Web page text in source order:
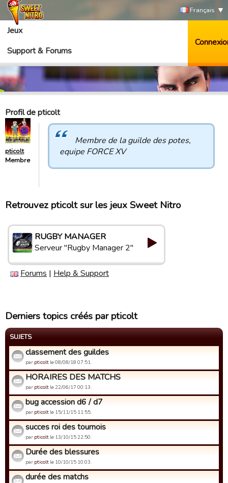
Français
Jeux
Support & Forums
Profil de pticolt
pticolt
Membre
Membre de la guilde des potes,
equipe FORCE XV
Retrouvez pticolt sur les jeux Sweet Nitro
RUGBY MANAGER
Serveur "Rugby Manager 2"
Forums | Help & Support
Derniers topics créés par pticolt
SUJETS
classement des guildes
par pticolt le 08/08/18 07:51.
HORAIRES DES MATCHS
par pticolt le 22/06/17 00:13.
bug accession d6 / d7
par pticolt le 15/11/15 11:55.
succes roi des tournois
par pticolt le 13/10/15 22:50.
Durée des blessures
par pticolt le 10/10/15 10:03.
durée des matchs